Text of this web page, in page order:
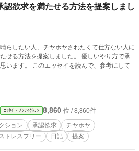
認欲求を満たせる方法を提案しまし
らしたい人、チヤホヤされたくて仕方ない人に
せる方法を提案しました。 優しいやり方で承
います。 このエッセイを読んで、参考にして
ｴｯｾｲ・ﾉﾝﾌｨｸｼｮﾝ 8,860 位 / 8,860件
ション 承認欲求
チヤホヤ
トレスフリー 日記 提案